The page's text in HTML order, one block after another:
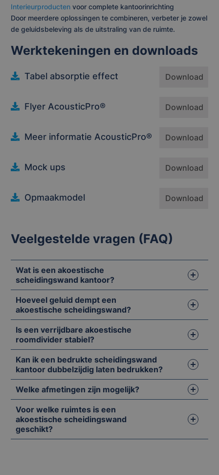
Interieurproducten voor complete kantoorinrichting
Door meerdere oplossingen te combineren, verbeter je zowel
de geluidsbeleving als de uitstraling van de ruimte.
Werktekeningen en downloads
Tabel absorptie effect Download
Flyer AcousticPro® Download
Meer informatie AcousticPro® Download
Mock ups Download
Opmaakmodel Download
Veelgestelde vragen (FAQ)
Wat is een akoestische
scheidingswand kantoor?
Hoeveel geluid dempt een
akoestische scheidingswand?
Is een verrijdbare akoestische
roomdivider stabiel?
Kan ik een bedrukte scheidingswand
kantoor dubbelzijdig laten bedrukken?
Welke afmetingen zijn mogelijk?
Voor welke ruimtes is een
akoestische scheidingswand
geschikt?